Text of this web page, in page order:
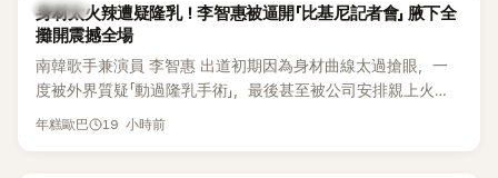
K-POP
身材太火辣遭疑隆乳！李智惠被逼開「比基尼記者會」 腋下全
攤開震撼全場
南韓歌手兼演員 李智惠 出道初期因為身材曲線太過搶眼，一
度被外界質疑「動過隆乳手術」，最後甚至被公司安排親上火
線，召開前所未見的「泳裝記者會」澄清。這場記者會後來還被
年糕歐巴 19 小時前